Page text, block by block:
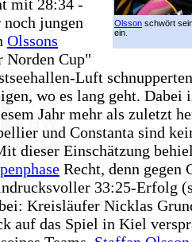
Olsson schwört
ein.
mit 28:34 -
jungen
Olssons
Norden Cup"
Luft
wo es lang geht. Dabei
Jahr mehr als zuletzt
und Constanta sind
dieser Einschätzung
Recht, denn gegen
33:25-Erfolg
Kreisläufer Nicklas
auf das Spiel in Kiel